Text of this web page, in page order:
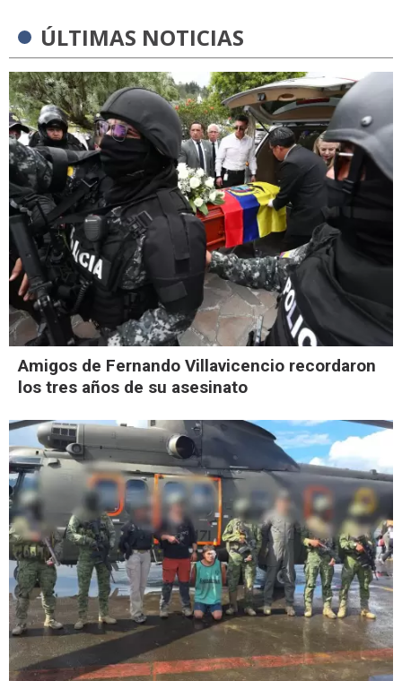
ÚLTIMAS NOTICIAS
Amigos de Fernando Villavicencio recordaron
los tres años de su asesinato